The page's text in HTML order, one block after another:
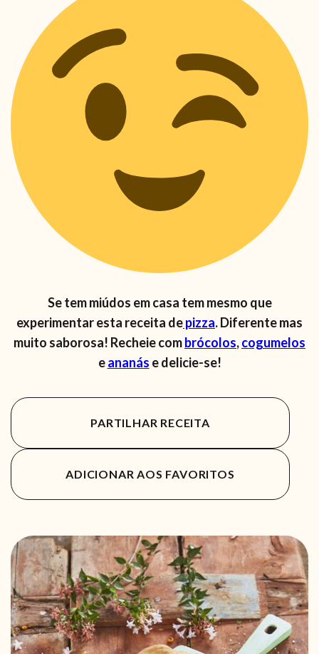
Se tem miúdos em casa tem mesmo que
experimentar esta receita depizza. Diferente mas
muito saborosa! Recheie combrócolos,cogumelos
eananás e delicie-se!
PARTILHAR RECEITA
ADICIONAR AOS FAVORITOS